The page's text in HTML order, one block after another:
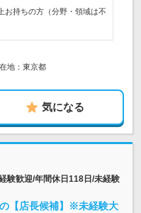
お持ちの方（分野・領域は不
地：東京都
気になる
験歓迎/年間休日118日/未経験
【店長候補】※未経験大